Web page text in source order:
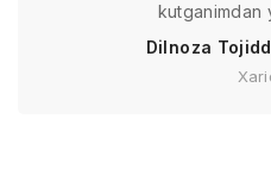
kutganimdan
Dilnoza